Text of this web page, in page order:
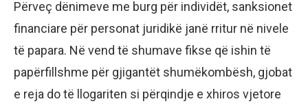
Përveç dënimeve me burg për individët, sanksionet
financiare për personat juridikë janë rritur në nivele
të papara. Në vend të shumave fikse që ishin të
papërfillshme për gjigantët shumëkombësh, gjobat
e reja do të llogariten si përqindje e xhiros vjetore